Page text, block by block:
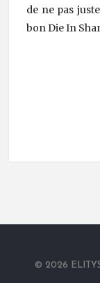
de ne pas
bon Die In
© 2026